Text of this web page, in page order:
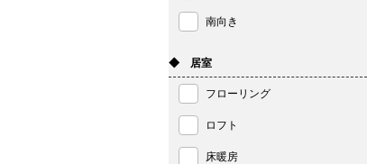
南向き
◆ 居室
フローリング
ロフト
床暖房